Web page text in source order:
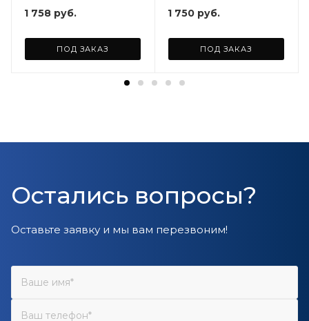
1 758 руб.
ПОД ЗАКАЗ
1 750 руб.
ПОД ЗАКАЗ
Остались вопросы?
Оставьте заявку и мы вам перезвоним!